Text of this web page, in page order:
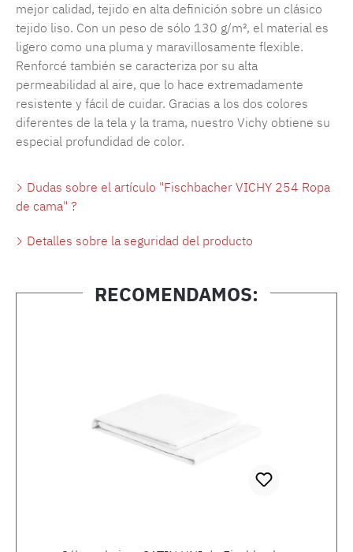
mejor calidad, tejido en alta definición sobre un clásico
tejido liso. Con un peso de sólo 130 g/m², el material es
ligero como una pluma y maravillosamente flexible.
Renforcé también se caracteriza por su alta
permeabilidad al aire, que lo hace extremadamente
resistente y fácil de cuidar. Gracias a los dos colores
diferentes de la tela y la trama, nuestro Vichy obtiene su
especial profundidad de color.
Dudas sobre el artículo "Fischbacher VICHY 254 Ropa
de cama" ?
Detalles sobre la seguridad del producto
RECOMENDAMOS: